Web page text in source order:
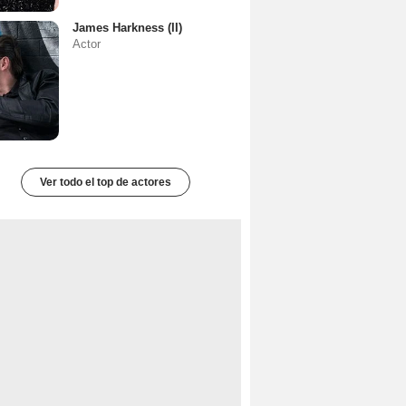
James Harkness (II)
Actor
Ver todo el top de actores